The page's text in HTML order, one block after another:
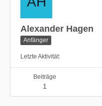
Alexander Hagen
Anfänger
Letzte Aktivität
Beiträge
1